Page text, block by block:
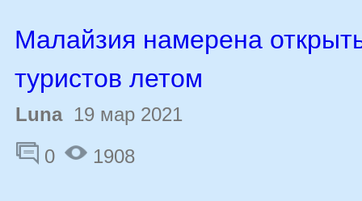
Малайзия намерена
туристов летом
Luna19 мар 2021
0
1908